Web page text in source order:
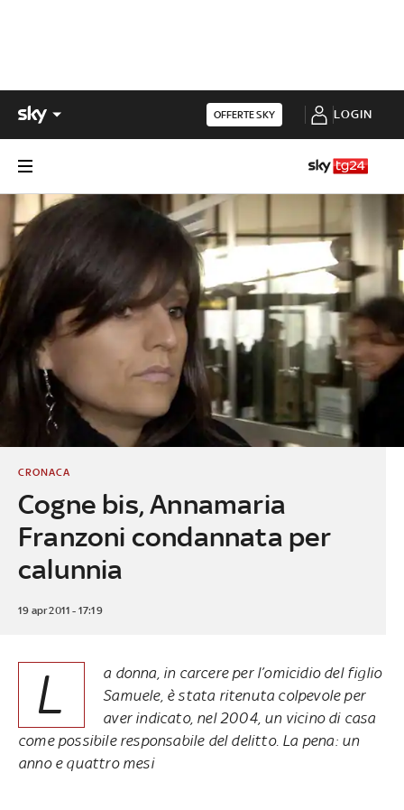
OFFERTE SKY LOGIN
Cogne bis, Annamaria
Franzoni condannata per
calunnia
CRONACA
19 apr 2011 - 17:19
L
a donna, in carcere per l’omicidio del figlio
Samuele, è stata ritenuta colpevole per
aver indicato, nel 2004, un vicino di casa
come possibile responsabile del delitto. La pena: un
anno e quattro mesi